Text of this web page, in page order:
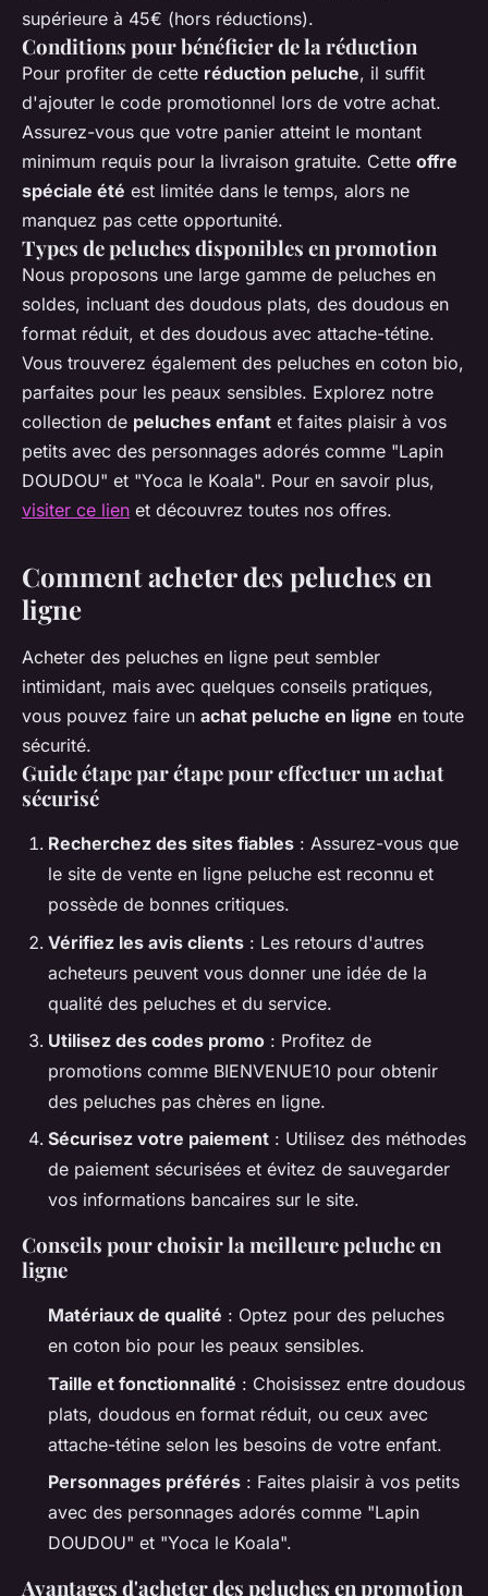
supérieure à 45€ (hors réductions).
Conditions pour bénéficier de la réduction
Pour profiter de cette réduction peluche, il suffit
d'ajouter le code promotionnel lors de votre achat.
Assurez-vous que votre panier atteint le montant
minimum requis pour la livraison gratuite. Cette offre
spéciale été est limitée dans le temps, alors ne
manquez pas cette opportunité.
Types de peluches disponibles en promotion
Nous proposons une large gamme de peluches en
soldes, incluant des doudous plats, des doudous en
format réduit, et des doudous avec attache-tétine.
Vous trouverez également des peluches en coton bio,
parfaites pour les peaux sensibles. Explorez notre
collection de peluches enfant et faites plaisir à vos
petits avec des personnages adorés comme "Lapin
DOUDOU" et "Yoca le Koala". Pour en savoir plus,
visiter ce lien et découvrez toutes nos offres.
Comment acheter des peluches en
ligne
Acheter des peluches en ligne peut sembler
intimidant, mais avec quelques conseils pratiques,
vous pouvez faire un achat peluche en ligne en toute
sécurité.
Guide étape par étape pour effectuer un achat
sécurisé
Recherchez des sites fiables : Assurez-vous que
le site de vente en ligne peluche est reconnu et
possède de bonnes critiques.
Vérifiez les avis clients : Les retours d'autres
acheteurs peuvent vous donner une idée de la
qualité des peluches et du service.
Utilisez des codes promo : Profitez de
promotions comme BIENVENUE10 pour obtenir
des peluches pas chères en ligne.
Sécurisez votre paiement : Utilisez des méthodes
de paiement sécurisées et évitez de sauvegarder
vos informations bancaires sur le site.
Conseils pour choisir la meilleure peluche en
ligne
Matériaux de qualité : Optez pour des peluches
en coton bio pour les peaux sensibles.
Taille et fonctionnalité : Choisissez entre doudous
plats, doudous en format réduit, ou ceux avec
attache-tétine selon les besoins de votre enfant.
Personnages préférés : Faites plaisir à vos petits
avec des personnages adorés comme "Lapin
DOUDOU" et "Yoca le Koala".
Avantages d'acheter des peluches en promotion